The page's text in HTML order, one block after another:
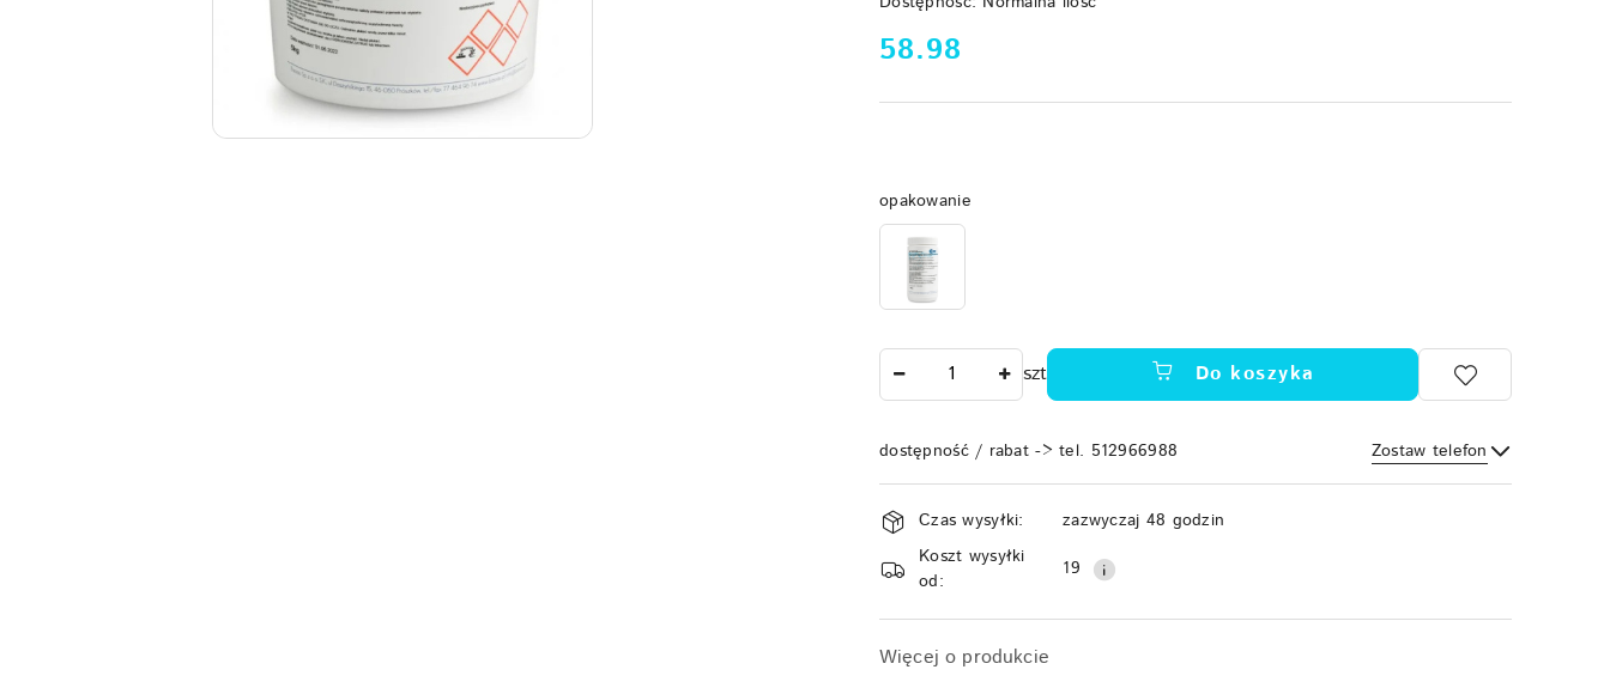
cena:
58.98
Wariant
opakowanie
szt Do koszyka
dostępność / rabat -> tel. 512966988 Zostaw telefon
Wyślij
Dostępność
i
dostawa
Czas wysyłki:
zazwyczaj 48 godzin
Koszt wysyłki
od:
19
Więcej o produkcie